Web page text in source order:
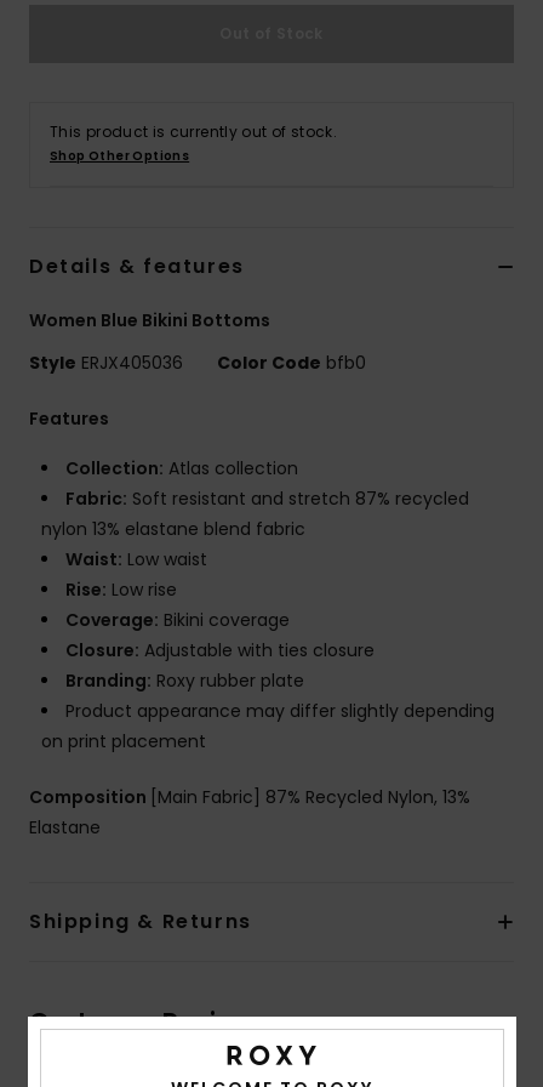
This product is currently out of stock.
Shop Other Options
Details & features
Women Blue Bikini Bottoms
Style ERJX405036 Color Code bfb0
Features
Collection: Atlas collection
Fabric: Soft resistant and stretch 87% recycled
nylon 13% elastane blend fabric
Waist: Low waist
Rise: Low rise
Coverage: Bikini coverage
Closure: Adjustable with ties closure
Branding: Roxy rubber plate
Product appearance may differ slightly depending
on print placement
Composition [Main Fabric] 87% Recycled Nylon, 13%
Elastane
Shipping & Returns
Customer Reviews